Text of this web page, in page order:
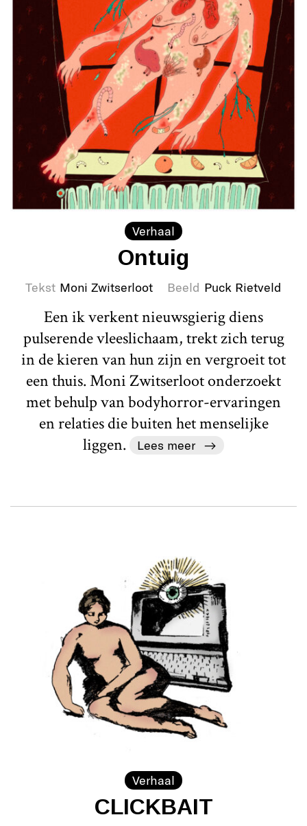
Verhaal
Ontuig
Tekst Moni Zwitserloot Beeld Puck Rietveld
Een ik verkent nieuwsgierig diens
pulserende vleeslichaam, trekt zich terug
in de kieren van hun zijn en vergroeit tot
een thuis. Moni Zwitserloot onderzoekt
met behulp van bodyhorror-ervaringen
en relaties die buiten het menselijke
liggen.
Lees meer
Verhaal
CLICKBAIT